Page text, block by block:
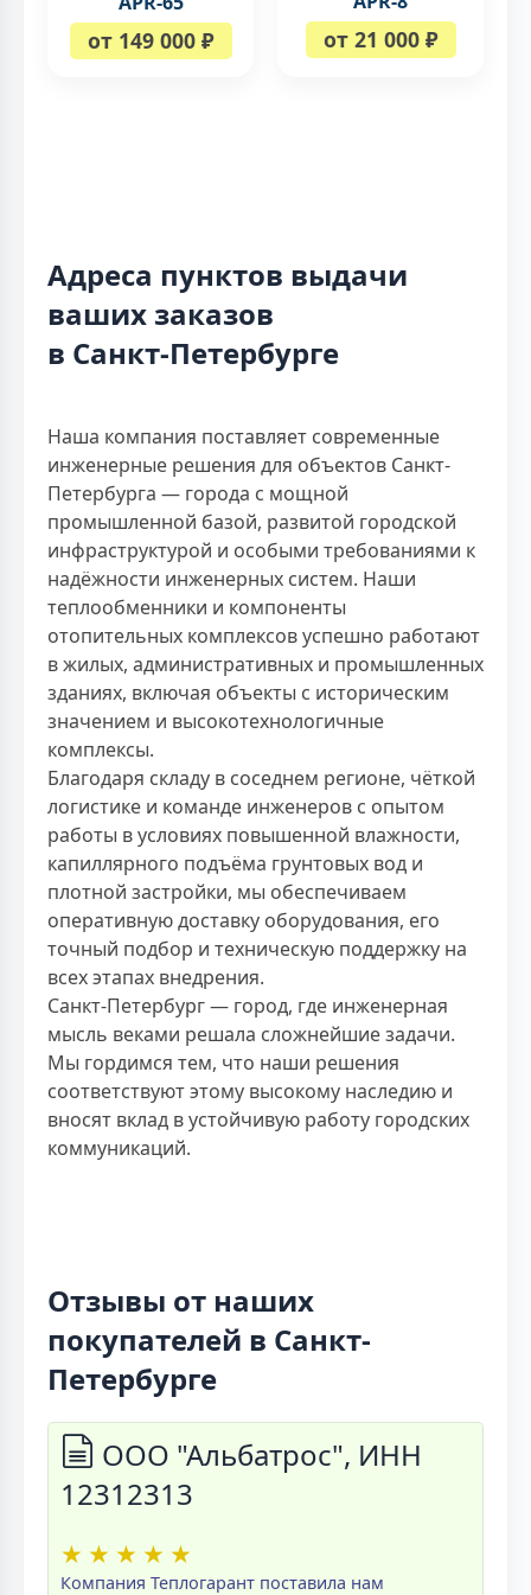
от 149 000 ₽ от 21 000 ₽
Адреса пунктов выдачи
ваших заказов
в Санкт-Петербурге
Наша компания поставляет современные
инженерные решения для объектов Санкт-
Петербурга — города с мощной
промышленной базой, развитой городской
инфраструктурой и особыми требованиями к
надёжности инженерных систем. Наши
теплообменники и компоненты
отопительных комплексов успешно работают
в жилых, административных и промышленных
зданиях, включая объекты с историческим
значением и высокотехнологичные
комплексы.
Благодаря складу в соседнем регионе, чёткой
логистике и команде инженеров с опытом
работы в условиях повышенной влажности,
капиллярного подъёма грунтовых вод и
плотной застройки, мы обеспечиваем
оперативную доставку оборудования, его
точный подбор и техническую поддержку на
всех этапах внедрения.
Санкт-Петербург — город, где инженерная
мысль веками решала сложнейшие задачи.
Мы гордимся тем, что наши решения
соответствуют этому высокому наследию и
вносят вклад в устойчивую работу городских
коммуникаций.
Отзывы от наших
покупателей в Санкт-
Петербурге
ООО "Альбатрос", ИНН
12312313
★ ★ ★ ★ ★
Компания Теплогарант поставила нам